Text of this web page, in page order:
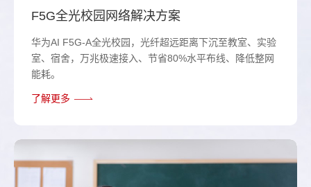
F5G全光校园网络解决方案
华为AI F5G-A全光校园，光纤超远距离下沉至教室、实验
室、宿舍，万兆极速接入、节省80%水平布线、降低整网
能耗。
了解更多